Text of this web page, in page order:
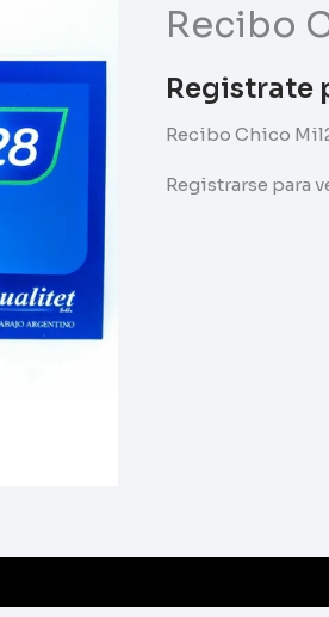
Recibo
Registrate
Recibo Chico
Registrarse para